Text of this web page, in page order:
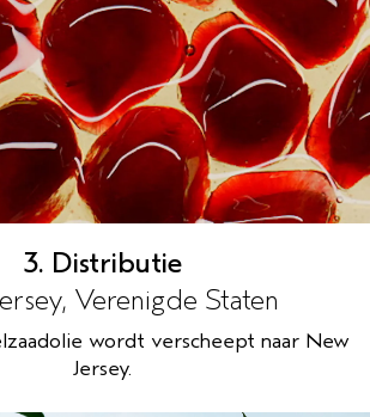
3. Distributie
Verenigde Staten
wordt verscheept naar New
Jersey.